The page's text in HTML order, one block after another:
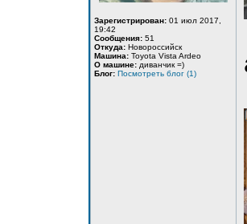
Зарегистрирован: 01 июл 2017,
19:42
Сообщения: 51
Откуда: Новороссийск
Машина: Toyota Vista Ardeo
О машине: диванчик =)
Блог: Посмотреть блог (1)